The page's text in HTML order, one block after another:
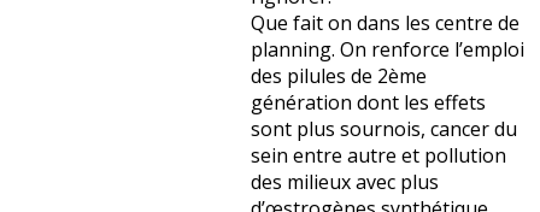
Que fait on dans les centre de
planning. On renforce l’emploi
des pilules de 2ème
génération dont les effets
sont plus sournois, cancer du
sein entre autre et pollution
des milieux avec plus